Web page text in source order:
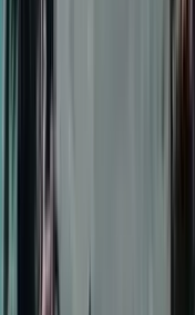
মহাসড়কে
চলাচল